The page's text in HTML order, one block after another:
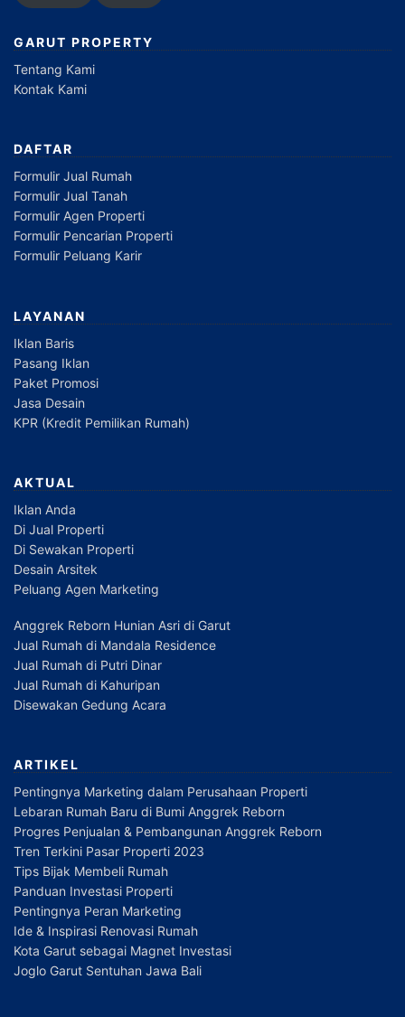
GARUT PROPERTY
Tentang Kami
Kontak Kami
DAFTAR
Formulir Jual Rumah
Formulir Jual Tanah
Formulir Agen Properti
Formulir Pencarian Properti
Formulir Peluang Karir
LAYANAN
Iklan Baris
Pasang Iklan
Paket Promosi
Jasa Desain
KPR (Kredit Pemilikan Rumah)
AKTUAL
Iklan Anda
Di Jual Properti
Di Sewakan Properti
Desain Arsitek
Peluang Agen Marketing
Anggrek Reborn Hunian Asri di Garut
Jual Rumah di Mandala Residence
Jual Rumah di Putri Dinar
Jual Rumah di Kahuripan
Disewakan Gedung Acara
ARTIKEL
Pentingnya Marketing dalam Perusahaan Properti
Lebaran Rumah Baru di Bumi Anggrek Reborn
Progres Penjualan & Pembangunan Anggrek Reborn
Tren Terkini Pasar Properti 2023
Tips Bijak Membeli Rumah
Panduan Investasi Properti
Pentingnya Peran Marketing
Ide & Inspirasi Renovasi Rumah
Kota Garut sebagai Magnet Investasi
Joglo Garut Sentuhan Jawa Bali